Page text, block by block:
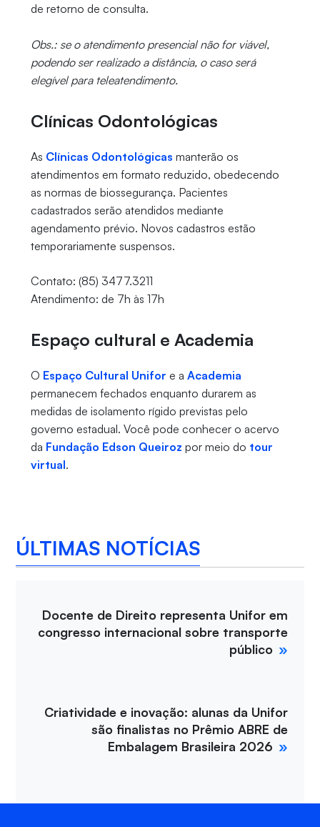
de retorno de consulta.
Obs.: se o atendimento presencial não for viável,
podendo ser realizado a distância, o caso será
elegível para teleatendimento.
Clínicas Odontológicas
As Clínicas Odontológicas manterão os
atendimentos em formato reduzido, obedecendo
as normas de biossegurança. Pacientes
cadastrados serão atendidos mediante
agendamento prévio. Novos cadastros estão
temporariamente suspensos.
Contato: (85) 3477.3211
Atendimento: de 7h às 17h
Espaço cultural e Academia
O Espaço Cultural Unifor e a Academia
permanecem fechados enquanto durarem as
medidas de isolamento rígido previstas pelo
governo estadual. Você pode conhecer o acervo
da Fundação Edson Queiroz por meio do tour
virtual.
ÚLTIMAS NOTÍCIAS
Docente de Direito representa Unifor em
congresso internacional sobre transporte
público
Criatividade e inovação: alunas da Unifor
são finalistas no Prêmio ABRE de
Embalagem Brasileira 2026